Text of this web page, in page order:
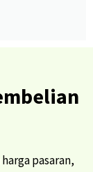
pasaran,